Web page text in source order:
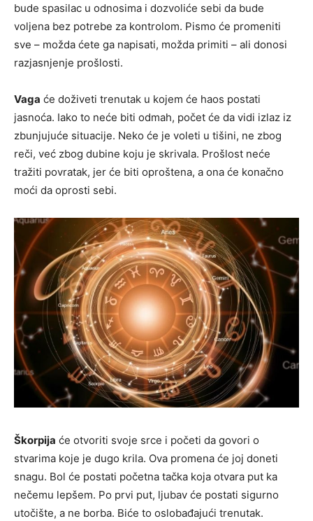
bude spasilac u odnosima i dozvoliće sebi da bude
voljena bez potrebe za kontrolom. Pismo će promeniti
sve – možda ćete ga napisati, možda primiti – ali donosi
razjasnjenje prošlosti.
Vaga će doživeti trenutak u kojem će haos postati
jasnoća. Iako to neće biti odmah, počet će da vidi izlaz iz
zbunjujuće situacije. Neko će je voleti u tišini, ne zbog
reči, već zbog dubine koju je skrivala. Prošlost neće
tražiti povratak, jer će biti oproštena, a ona će konačno
moći da oprosti sebi.
Škorpija će otvoriti svoje srce i početi da govori o
stvarima koje je dugo krila. Ova promena će joj doneti
snagu. Bol će postati početna tačka koja otvara put ka
nečemu lepšem. Po prvi put, ljubav će postati sigurno
utočište, a ne borba. Biće to oslobađajući trenutak.